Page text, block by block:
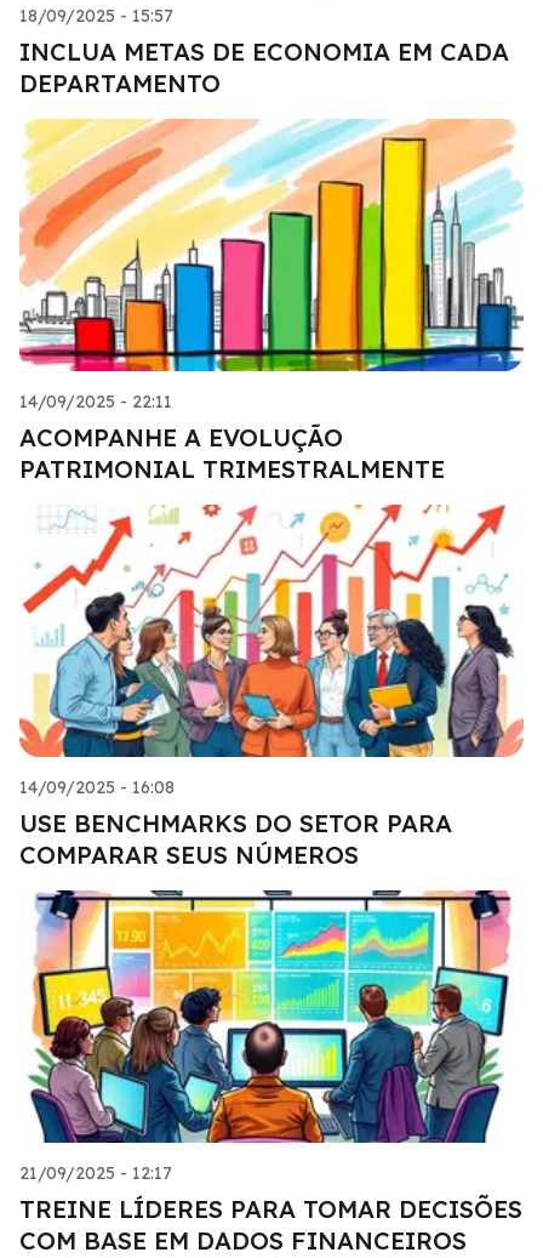
18/09/2025 - 15:57
INCLUA METAS DE ECONOMIA EM CADA
DEPARTAMENTO
14/09/2025 - 22:11
ACOMPANHE A EVOLUÇÃO
PATRIMONIAL TRIMESTRALMENTE
14/09/2025 - 16:08
USE BENCHMARKS DO SETOR PARA
COMPARAR SEUS NÚMEROS
21/09/2025 - 12:17
TREINE LÍDERES PARA TOMAR DECISÕES
COM BASE EM DADOS FINANCEIROS